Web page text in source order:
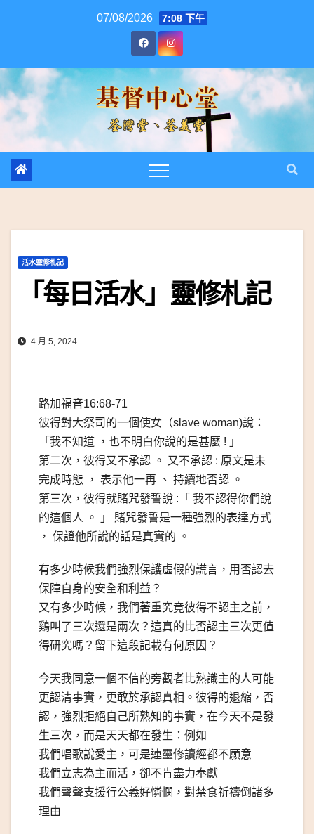
容
07/08/2026 7:08 下午
活水靈修札記
「每日活水」靈修札記
4 月 5, 2024
路加福音16:68-71
彼得對大祭司的一個使女（slave woman)說：
「我不知道 ，也不明白你說的是甚麼 ! 」
第二次，彼得又不承認 。 又不承認 : 原文是未
完成時態 ， 表示他一再 、 持續地否認 。
第三次，彼得就賭咒發誓說 :「 我不認得你們說
的這個人 。 」 賭咒發誓是一種強烈的表達方式
， 保證他所說的話是真實的 。
有多少時候我們強烈保護虛假的謊言，用否認去
保障自身的安全和利益？
又有多少時候，我們著重究竟彼得不認主之前，
鷄叫了三次還是兩次？這真的比否認主三次更值
得研究嗎？留下這段記載有何原因？
今天我同意一個不信的旁觀者比熟識主的人可能
更認清事實，更敢於承認真相。彼得的退縮，否
認，強烈拒絕自己所熟知的事實，在今天不是發
生三次，而是天天都在發生：例如
我們唱歌說愛主，可是連靈修讀經都不願意
我們立志為主而活，卻不肯盡力奉獻
我們聲聲支援行公義好憐憫，對禁食祈禱倒諸多
理由